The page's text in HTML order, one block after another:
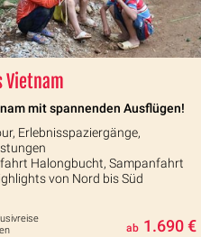
Vietnam
mit spannenden Ausflügen!
Erlebnisspaziergänge,
Halongbucht, Sampanfahrt
von Nord bis Süd
ab 1.690 €